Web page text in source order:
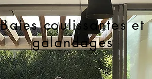
Baies coulissantes et
galandages